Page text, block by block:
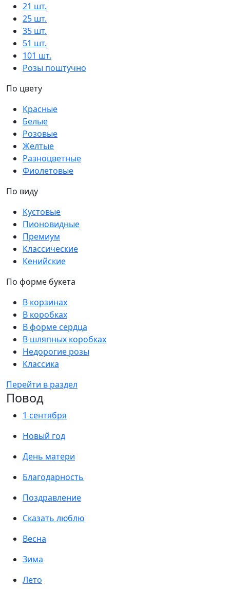
21 шт.
25 шт.
35 шт.
51 шт.
101 шт.
Розы поштучно
По цвету
Красные
Белые
Розовые
Желтые
Разноцветные
Фиолетовые
По виду
Кустовые
Пионовидные
Премиум
Классические
Кенийские
По форме букета
В корзинах
В коробках
В форме сердца
В шляпных коробках
Недорогие розы
Классика
Перейти в раздел
Повод
1 сентября
Новый год
День матери
Благодарность
Поздравление
Сказать люблю
Весна
Зима
Лето